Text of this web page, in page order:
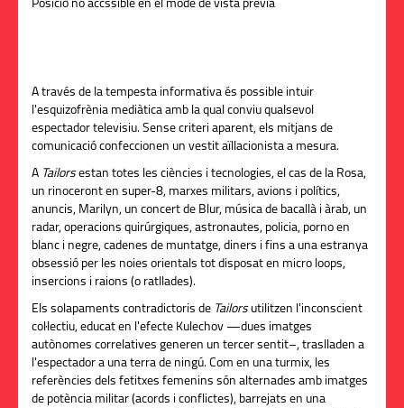
Posició no accssible en el mode de vista prèvia
A través de la tempesta informativa és possible intuir
l'esquizofrènia mediàtica amb la qual conviu qualsevol
espectador televisiu. Sense criteri aparent, els mitjans de
comunicació confeccionen un vestit aïllacionista a mesura.
A Tailorsestan totes les ciències i tecnologies, el cas de la Rosa,
un rinoceront en super-8, marxes militars, avions i polítics,
anuncis, Marilyn, un concert de Blur, música de bacallà i àrab, un
radar, operacions quirúrgiques, astronautes, policia, porno en
blanc i negre, cadenes de muntatge, diners i fins a una estranya
obsessió per les noies orientals tot disposat en micro loops,
insercions i raions (o ratllades).
Els solapaments contradictoris de Tailorsutilitzen l'inconscient
col·lectiu, educat en l'efecte Kulechov —dues imatges
autònomes correlatives generen un tercer sentit–, traslladen a
l'espectador a una terra de ningú. Com en una turmix, les
referències dels fetitxes femenins són alternades amb imatges
de potència militar (acords i conflictes), barrejats en una